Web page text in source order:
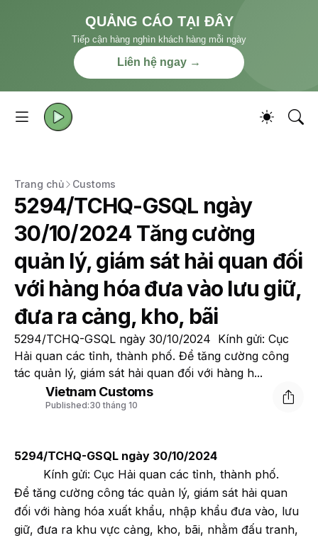
QUẢNG CÁO TẠI ĐÂY
Tiếp cận hàng nghìn khách hàng mỗi ngày
Liên hệ ngay →
Trang chủ Customs
5294/TCHQ-GSQL ngày
30/10/2024 Tăng cường
quản lý, giám sát hải quan đối
với hàng hóa đưa vào lưu giữ,
đưa ra cảng, kho, bãi
5294/TCHQ-GSQL ngày 30/10/2024 Kính gửi: Cục
Hải quan các tỉnh, thành phố. Để tăng cường công
tác quản lý, giám sát hải quan đối với hàng h...
Vietnam Customs
Published:30 tháng 10
5294/TCHQ-GSQL ngày 30/10/2024
Kính gửi: Cục Hải quan các tỉnh, thành phố.
Để tăng cường công tác quản lý, giám sát hải quan
đối với hàng hóa xuất khẩu, nhập khẩu đưa vào, lưu
giữ, đưa ra khu vực cảng, kho, bãi, nhằm đấu tranh,